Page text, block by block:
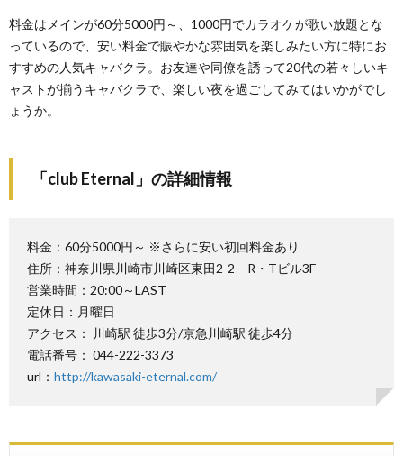
料金はメインが60分5000円～、1000円でカラオケが歌い放題とな
っているので、安い料金で賑やかな雰囲気を楽しみたい方に特にお
すすめの人気キャバクラ。お友達や同僚を誘って20代の若々しいキ
ャストが揃うキャバクラで、楽しい夜を過ごしてみてはいかがでし
ょうか。
「club Eternal」の詳細情報
料金：60分5000円～ ※さらに安い初回料金あり
住所：神奈川県川崎市川崎区東田2-2 R・Tビル3F
営業時間：20:00～LAST
定休日：月曜日
アクセス： 川崎駅 徒歩3分/京急川崎駅 徒歩4分
電話番号： 044-222-3373
url： http://kawasaki-eternal.com/